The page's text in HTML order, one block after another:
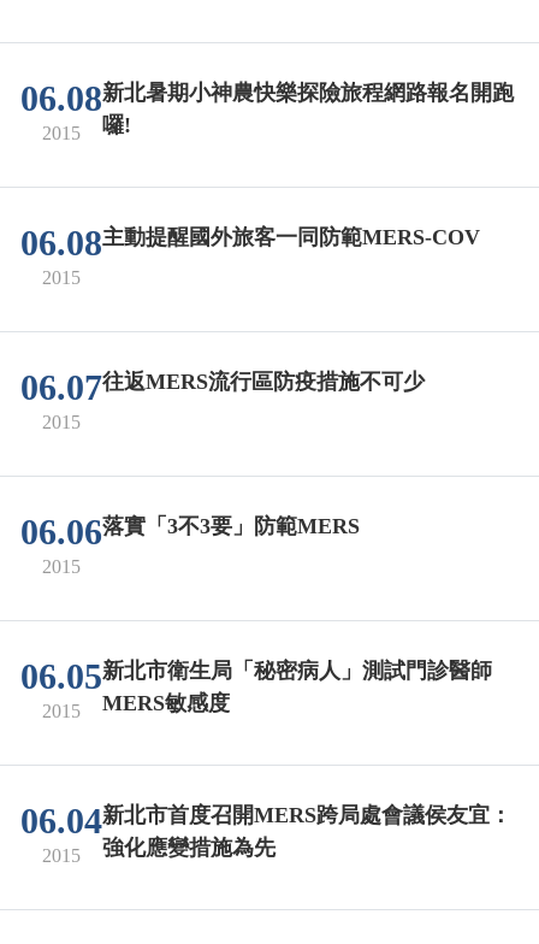
06.08
2015
新北暑期小神農快樂探險旅程網路報名開跑
囉!
06.08
2015
主動提醒國外旅客一同防範MERS-COV
06.07
2015
往返MERS流行區防疫措施不可少
06.06
2015
落實「3不3要」防範MERS
06.05
2015
新北市衛生局「秘密病人」測試門診醫師
MERS敏感度
06.04
2015
新北市首度召開MERS跨局處會議侯友宜：
強化應變措施為先